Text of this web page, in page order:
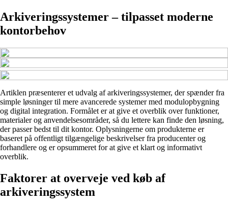
Arkiveringssystemer – tilpasset moderne
kontorbehov
Artiklen præsenterer et udvalg af arkiveringssystemer, der spænder fra
simple løsninger til mere avancerede systemer med modulopbygning
og digital integration. Formålet er at give et overblik over funktioner,
materialer og anvendelsesområder, så du lettere kan finde den løsning,
der passer bedst til dit kontor. Oplysningerne om produkterne er
baseret på offentligt tilgængelige beskrivelser fra producenter og
forhandlere og er opsummeret for at give et klart og informativt
overblik.
Faktorer at overveje ved køb af
arkiveringssystem